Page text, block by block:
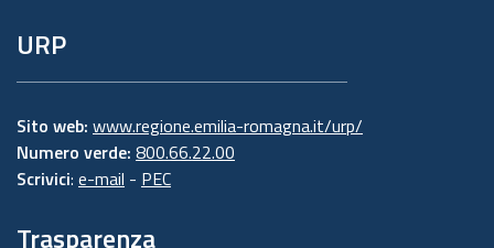
URP
Sito web: www.regione.emilia-romagna.it/urp/
Numero verde: 800.66.22.00
Scrivici: e-mail - PEC
Trasparenza